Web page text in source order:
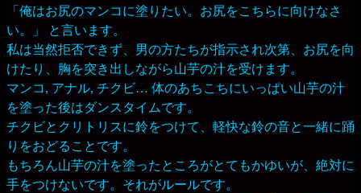
「俺はお尻のマンコに塗りたい。お尻をこちらに向けなさ
い。」 と言います。
私は当然拒否できず、男の方たちが指示され次第、お尻を向
けたり、胸を突き出しながら山芋の汁を受けます。
マンコ, アナル, チクビ… 体のあちこちにいっぱい山芋の汁
を塗った後はダンスタイムです。
チクビとクリトリスに鈴をつけて、軽快な鈴の音と一緒に踊
りをおどることです。
もちろん山芋の汁を塗ったところがとてもかゆいが、絶対に
手をつけないです。それがルールです。